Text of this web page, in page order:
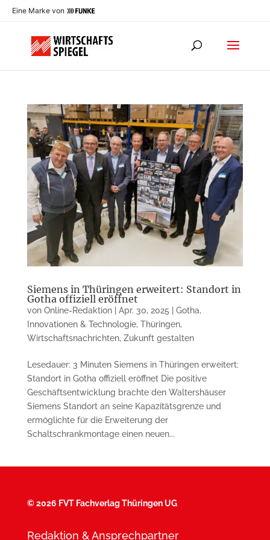
Eine Marke von
Siemens in Thüringen erweitert: Standort in
Gotha offiziell eröffnet
von Online-Redaktion| Apr. 30, 2025 Gotha,
Innovationen & Technologie, Thüringen,
Wirtschaftsnachrichten, Zukunft gestalten
Lesedauer: 3 Minuten Siemens in Thüringen erweitert:
Standort in Gotha offiziell eröffnet Die positive
Geschäftsentwicklung brachte den Waltershäuser
Siemens Standort an seine Kapazitätsgrenze und
ermöglichte für die Erweiterung der
Schaltschrankmontage einen neuen...
©2026 FVT Fachverlag Thüringen UG
Redaktion & Ansprechpartner